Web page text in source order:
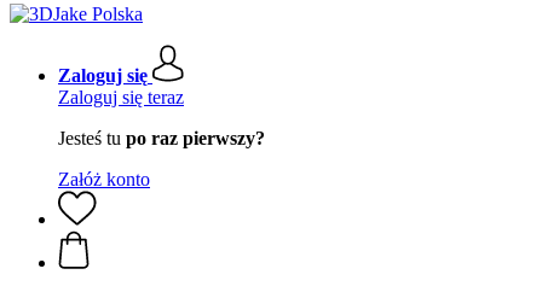
Zaloguj się
Zaloguj się teraz
Jesteś tu po raz pierwszy?
Załóż konto